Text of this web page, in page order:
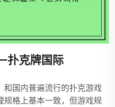
扑克牌国际
和国内普遍流行的扑克游戏
规格上基本一致，但游戏规